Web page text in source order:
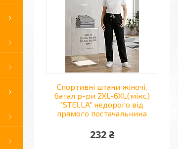
Спортивні штани жіночі,
батал р-ри 2XL-6XL(мікс)
"STELLA" недорого від
прямого постачальника
232 ₴